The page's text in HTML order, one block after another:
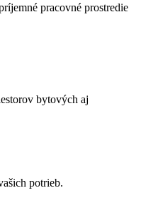
pracovné prostredie
bytových aj
potrieb.